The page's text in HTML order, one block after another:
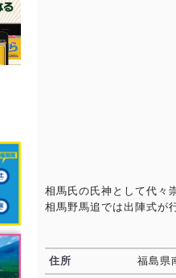
相馬氏の氏神として代々
相馬野馬追では出陣式が
住所 福島県